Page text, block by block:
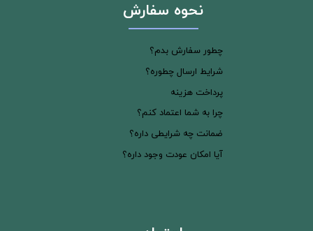
نحوه سفارش
چطور سفارش بدم؟
شرایط ارسال چطوره؟
پرداخت هزینه
چرا به شما اعتماد کنم؟
ضمانت چه شرایطی داره؟
آیا امکان عودت وجود داره؟